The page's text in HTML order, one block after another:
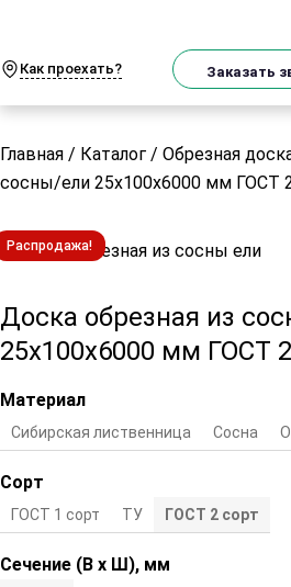
Как проехать? Заказать
Главная / Каталог / Обрезная
сосны/ели 25х100х6000 мм ГОСТ
Распродажа!
Доска обрезная из
25х100х6000 мм ГОСТ
Материал
Сибирская лиственница Cосна
Сорт
ГОСТ 1 сорт ТУ ГОСТ 2 сорт
Сечение (В х Ш), мм